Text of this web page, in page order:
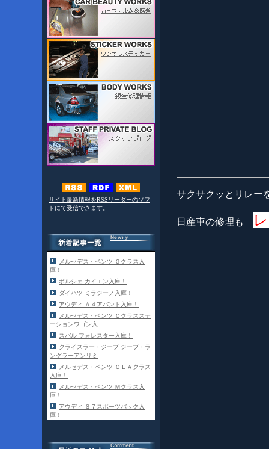
サイト最新情報をRSSリーダーのソフ
トにて受信できます。
メルセデス・ベンツ Ｇクラス入
庫！
ポルシェ カイエン入庫！
ダイハツ ミラジーノ入庫！
アウディ Ａ４アバント入庫！
メルセデス・ベンツ Ｃクラスステ
ーションワゴン入
スバル フォレスター入庫！
クライスラー・ジープ ジープ・ラ
ングラーアンリミ
メルセデス・ベンツ ＣＬＡクラス
入庫！
メルセデス・ベンツ Ｍクラス入
庫！
アウディ Ｓ７スポーツバック入
庫！
サクサクッとリレー
日産車の修理も